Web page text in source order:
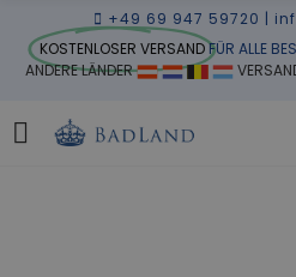
+49 69 947 59720 |
KOSTENLOSER VERSANDFÜR ALLE
ANDERE LÄNDER